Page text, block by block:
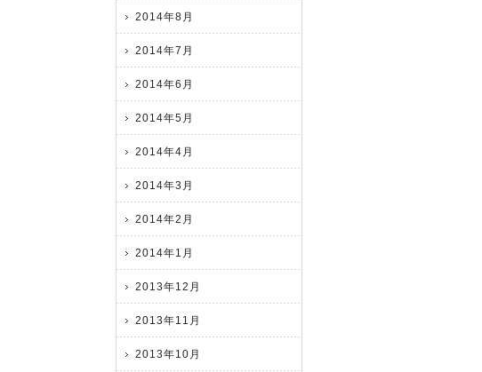
2014年8月
2014年7月
2014年6月
2014年5月
2014年4月
2014年3月
2014年2月
2014年1月
2013年12月
2013年11月
2013年10月